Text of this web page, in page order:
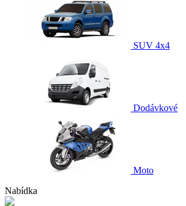
SUV 4x4
Dodávkové
Moto
Nabídka